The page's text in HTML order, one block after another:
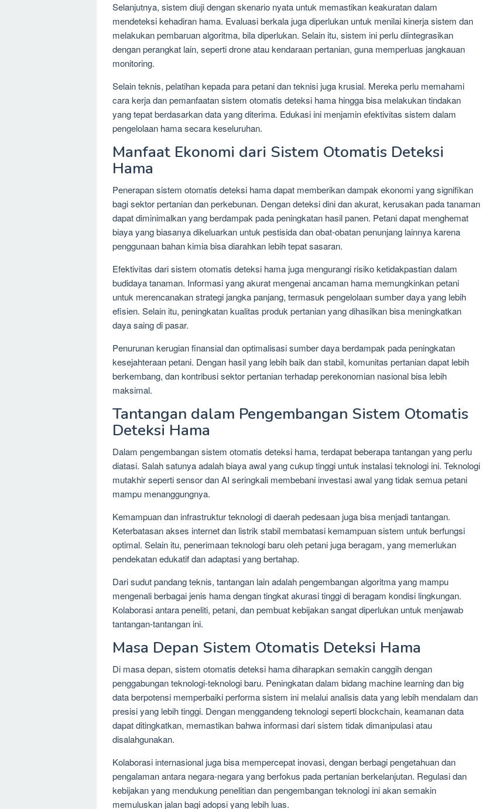
Selanjutnya, sistem diuji dengan skenario nyata untuk memastikan keakuratan dalam
mendeteksi kehadiran hama. Evaluasi berkala juga diperlukan untuk menilai kinerja sistem dan
melakukan pembaruan algoritma, bila diperlukan. Selain itu, sistem ini perlu diintegrasikan
dengan perangkat lain, seperti drone atau kendaraan pertanian, guna memperluas jangkauan
monitoring.
Selain teknis, pelatihan kepada para petani dan teknisi juga krusial. Mereka perlu memahami
cara kerja dan pemanfaatan sistem otomatis deteksi hama hingga bisa melakukan tindakan
yang tepat berdasarkan data yang diterima. Edukasi ini menjamin efektivitas sistem dalam
pengelolaan hama secara keseluruhan.
Manfaat Ekonomi dari Sistem Otomatis Deteksi
Hama
Penerapan sistem otomatis deteksi hama dapat memberikan dampak ekonomi yang signifikan
bagi sektor pertanian dan perkebunan. Dengan deteksi dini dan akurat, kerusakan pada tanaman
dapat diminimalkan yang berdampak pada peningkatan hasil panen. Petani dapat menghemat
biaya yang biasanya dikeluarkan untuk pestisida dan obat-obatan penunjang lainnya karena
penggunaan bahan kimia bisa diarahkan lebih tepat sasaran.
Efektivitas dari sistem otomatis deteksi hama juga mengurangi risiko ketidakpastian dalam
budidaya tanaman. Informasi yang akurat mengenai ancaman hama memungkinkan petani
untuk merencanakan strategi jangka panjang, termasuk pengelolaan sumber daya yang lebih
efisien. Selain itu, peningkatan kualitas produk pertanian yang dihasilkan bisa meningkatkan
daya saing di pasar.
Penurunan kerugian finansial dan optimalisasi sumber daya berdampak pada peningkatan
kesejahteraan petani. Dengan hasil yang lebih baik dan stabil, komunitas pertanian dapat lebih
berkembang, dan kontribusi sektor pertanian terhadap perekonomian nasional bisa lebih
maksimal.
Tantangan dalam Pengembangan Sistem Otomatis
Deteksi Hama
Dalam pengembangan sistem otomatis deteksi hama, terdapat beberapa tantangan yang perlu
diatasi. Salah satunya adalah biaya awal yang cukup tinggi untuk instalasi teknologi ini. Teknologi
mutakhir seperti sensor dan AI seringkali membebani investasi awal yang tidak semua petani
mampu menanggungnya.
Kemampuan dan infrastruktur teknologi di daerah pedesaan juga bisa menjadi tantangan.
Keterbatasan akses internet dan listrik stabil membatasi kemampuan sistem untuk berfungsi
optimal. Selain itu, penerimaan teknologi baru oleh petani juga beragam, yang memerlukan
pendekatan edukatif dan adaptasi yang bertahap.
Dari sudut pandang teknis, tantangan lain adalah pengembangan algoritma yang mampu
mengenali berbagai jenis hama dengan tingkat akurasi tinggi di beragam kondisi lingkungan.
Kolaborasi antara peneliti, petani, dan pembuat kebijakan sangat diperlukan untuk menjawab
tantangan-tantangan ini.
Masa Depan Sistem Otomatis Deteksi Hama
Di masa depan, sistem otomatis deteksi hama diharapkan semakin canggih dengan
penggabungan teknologi-teknologi baru. Peningkatan dalam bidang machine learning dan big
data berpotensi memperbaiki performa sistem ini melalui analisis data yang lebih mendalam dan
presisi yang lebih tinggi. Dengan menggandeng teknologi seperti blockchain, keamanan data
dapat ditingkatkan, memastikan bahwa informasi dari sistem tidak dimanipulasi atau
disalahgunakan.
Kolaborasi internasional juga bisa mempercepat inovasi, dengan berbagi pengetahuan dan
pengalaman antara negara-negara yang berfokus pada pertanian berkelanjutan. Regulasi dan
kebijakan yang mendukung penelitian dan pengembangan teknologi ini akan semakin
memuluskan jalan bagi adopsi yang lebih luas.